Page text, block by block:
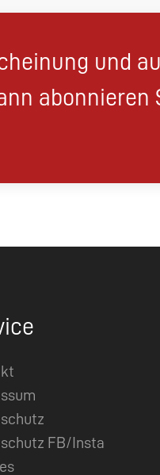
und
abonnieren
FB/Insta